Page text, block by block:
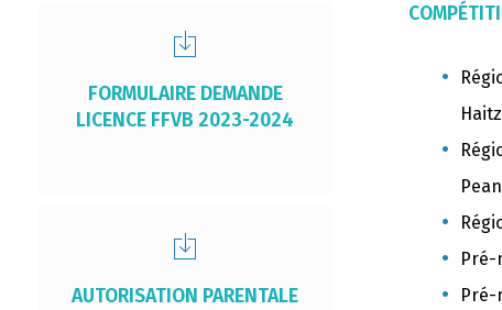
FORMULAIRE DEMANDE
LICENCE FFVB 2023-2024
AUTORISATION PARENTALE
Pean
Pré-
Pré-